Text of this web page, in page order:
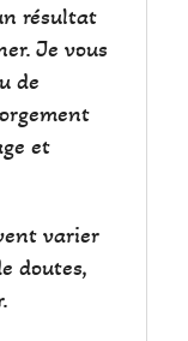
résultat
Je vous
de
et
varier
doutes,